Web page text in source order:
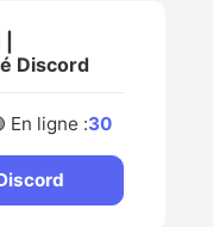
Discord
En ligne :30